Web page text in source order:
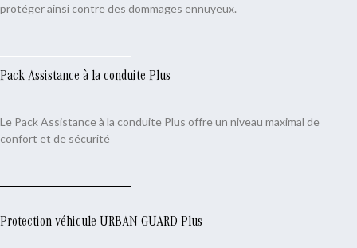
protéger ainsi contre des dommages ennuyeux.
Pack Assistance à la conduite Plus
Le Pack Assistance à la conduite Plus offre un niveau maximal de
confort et de sécurité
Protection véhicule URBAN GUARD Plus